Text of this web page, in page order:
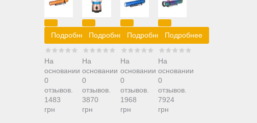
Подробнее
На
основании
0
отзывов.
1483
грн
Подробнее
На
основании
0
отзывов.
3870
грн
Подробнее
На
основании
0
отзывов.
1968
грн
Подробнее
На
основании
0
отзывов.
7924
грн